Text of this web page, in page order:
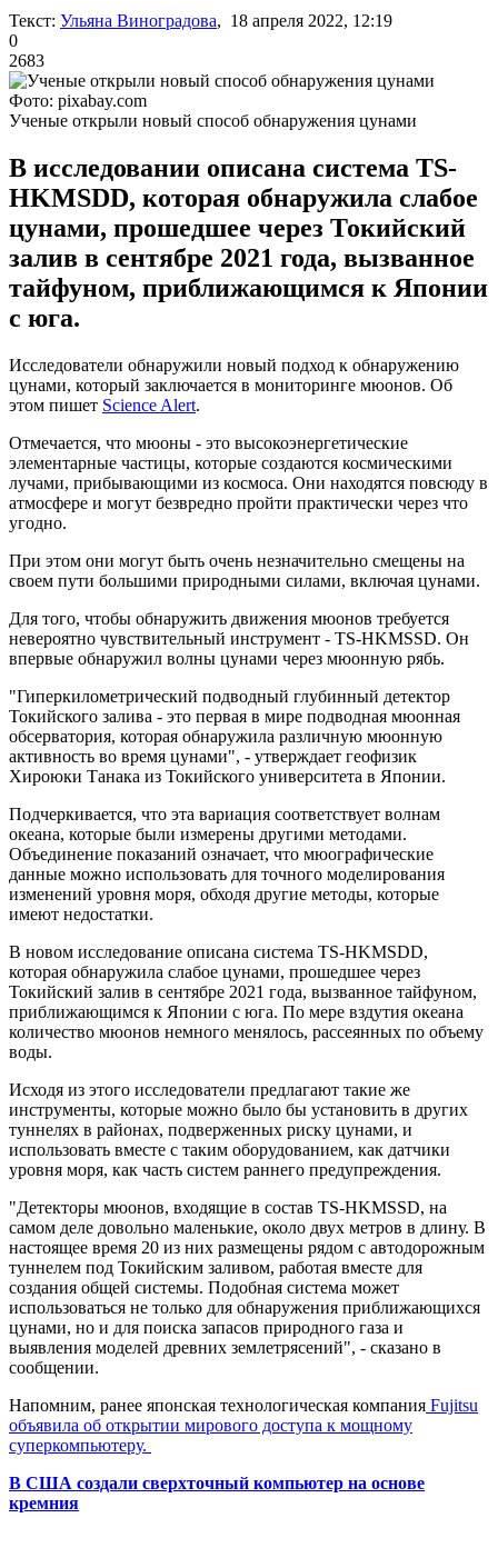
Текст: Ульяна Виноградова, 18 апреля 2022, 12:19
0
2683
Фото: pixabay.com
Ученые открыли новый способ обнаружения цунами
В исследовании описана система TS-
HKMSDD, которая обнаружила слабое
цунами, прошедшее через Токийский
залив в сентябре 2021 года, вызванное
тайфуном, приближающимся к Японии
с юга.
Исследователи обнаружили новый подход к обнаружению
цунами, который заключается в мониторинге мюонов. Об
этом пишет Science Alert.
Отмечается, что мюоны - это высокоэнергетические
элементарные частицы, которые создаются космическими
лучами, прибывающими из космоса. Они находятся повсюду в
атмосфере и могут безвредно пройти практически через что
угодно.
При этом они могут быть очень незначительно смещены на
своем пути большими природными силами, включая цунами.
Для того, чтобы обнаружить движения мюонов требуется
невероятно чувствительный инструмент - TS-HKMSSD. Он
впервые обнаружил волны цунами через мюонную рябь.
"Гиперкилометрический подводный глубинный детектор
Токийского залива - это первая в мире подводная мюонная
обсерватория, которая обнаружила различную мюонную
активность во время цунами", - утверждает геофизик
Хироюки Танака из Токийского университета в Японии.
Подчеркивается, что эта вариация соответствует волнам
океана, которые были измерены другими методами.
Объединение показаний означает, что мюографические
данные можно использовать для точного моделирования
изменений уровня моря, обходя другие методы, которые
имеют недостатки.
В новом исследование описана система TS-HKMSDD,
которая обнаружила слабое цунами, прошедшее через
Токийский залив в сентябре 2021 года, вызванное тайфуном,
приближающимся к Японии с юга. По мере вздутия океана
количество мюонов немного менялось, рассеянных по объему
воды.
Исходя из этого исследователи предлагают такие же
инструменты, которые можно было бы установить в других
туннелях в районах, подверженных риску цунами, и
использовать вместе с таким оборудованием, как датчики
уровня моря, как часть систем раннего предупреждения.
"Детекторы мюонов, входящие в состав TS-HKMSSD, на
самом деле довольно маленькие, около двух метров в длину. В
настоящее время 20 из них размещены рядом с автодорожным
туннелем под Токийским заливом, работая вместе для
создания общей системы. Подобная система может
использоваться не только для обнаружения приближающихся
цунами, но и для поиска запасов природного газа и
выявления моделей древних землетрясений", - сказано в
сообщении.
Напомним, ранее японская технологическая компания Fujitsu
объявила об открытии мирового доступа к мощному
суперкомпьютеру.
В США создали сверхточный компьютер на основе
кремния